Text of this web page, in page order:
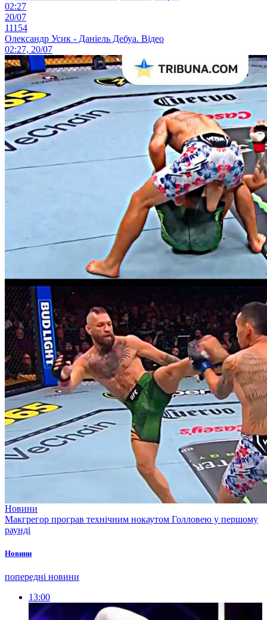
02:27
20/07
11154
Олександр Усик - Даніель Дебуа. Відео
02:27, 20/07
Новини
Макгрегор програв технічним нокаутом Голловею у першому
раунді
Новини
попередні новини
13:00